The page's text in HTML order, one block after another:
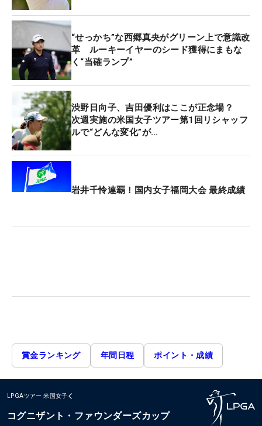
“せっかち”な西郷真央がグリーン上で意識改
革 ルーキーイヤーのシード獲得にまもな
く“当確ランプ”
渋野日向子、吉田優利はここが正念場？
次週実施の米国女子ツアー第1回リシャッフ
ルで“どんな変化”が…
岩井千怜連覇！国内女子福岡大会 最終成績
賞金ランキング 年間日程 ポイント・成績
LPGAツアー 米国女子
コグニザント・ファウンダーズカップ